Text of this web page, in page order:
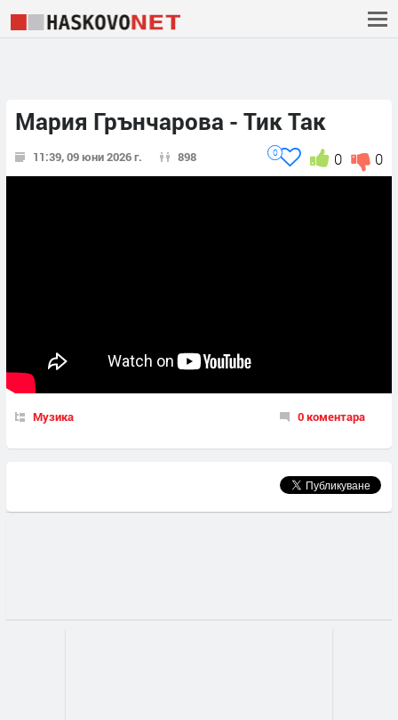
Мария Грънчарова - Тик Так
11:39, 09 юни 2026 г. 898 0
0
0
Музика 0 коментара